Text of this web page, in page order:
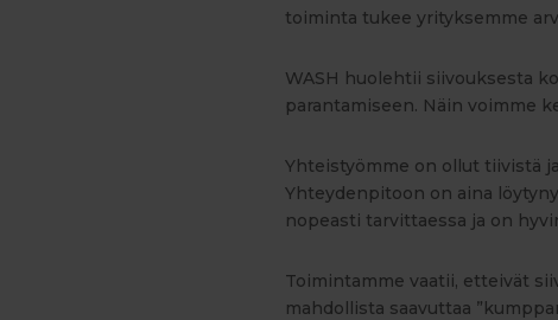
toiminta tukee yrityksemme
WASH huolehtii siivouksesta
parantamiseen. Näin voimme
Yhteistyömme on ollut tiivistä
Yhteydenpitoon on aina
nopeasti tarvittaessa ja on
Toimintamme vaatii, etteivät
mahdollista saavuttaa